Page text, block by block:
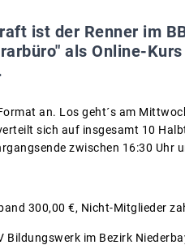
ist der Renner im
als Online-
an. Los geht´s am
sich auf insgesamt 10
zwischen 16:30 Uhr
300,00 €, Nicht-Mitglieder
im Bezirk